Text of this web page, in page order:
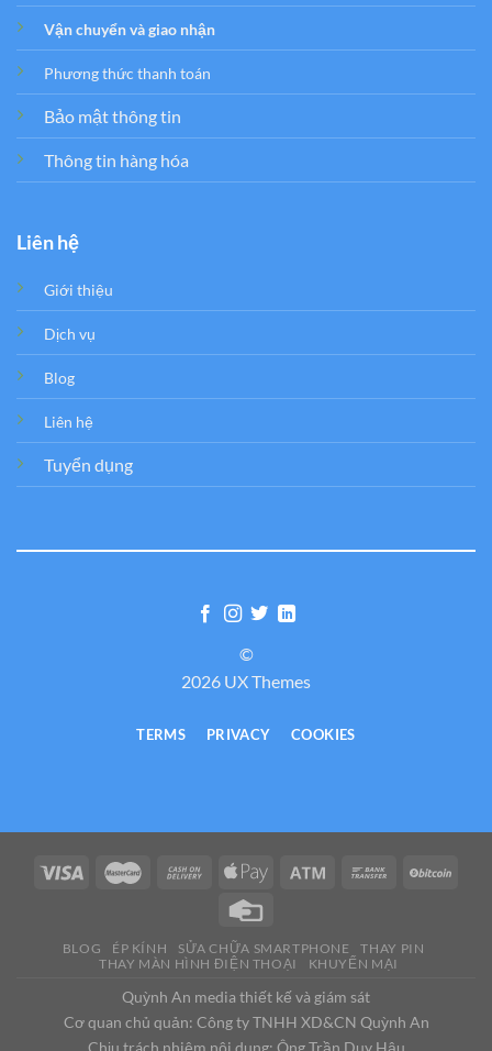
Vận chuyển và giao nhận
Phương thức thanh toán
Bảo mật thông tin
Thông tin hàng hóa
Liên hệ
Giới thiệu
Dịch vụ
Blog
Liên hệ
Tuyển dụng
©
2026 UX Themes
TERMS PRIVACY COOKIES
BLOG ÉP KÍNH SỬA CHỮA SMARTPHONE
THAY PIN
THAY MÀN HÌNH ĐIỆN THOẠI
KHUYẾN MẠI
Quỳnh An media thiết kế và giám sát
Cơ quan chủ quản: Công ty TNHH XD&CN Quỳnh An
Chịu trách nhiệm nội dung: Ông Trần Duy Hậu